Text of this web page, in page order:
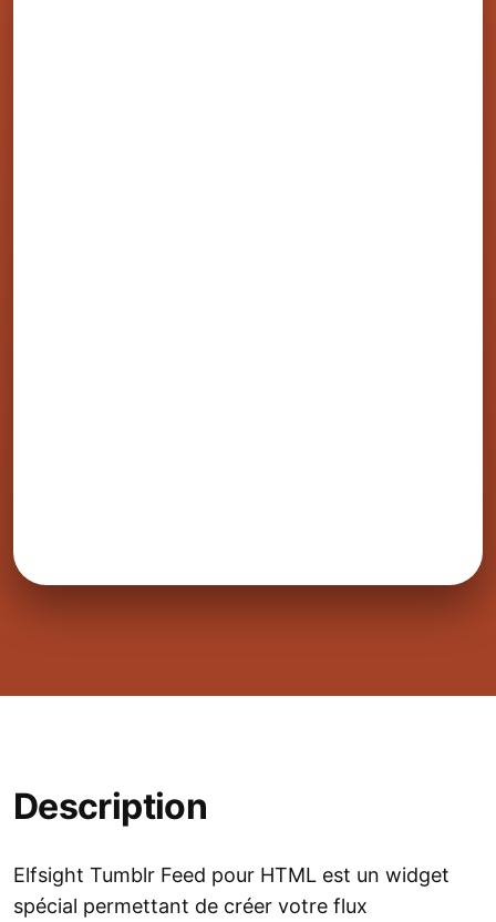
Description
Elfsight Tumblr Feed pour HTML est un widget
spécial permettant de créer votre flux